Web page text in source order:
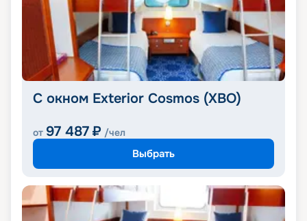
С окном Exterior Cosmos (XBO)
от 97 487 ₽ /чел
Выбрать